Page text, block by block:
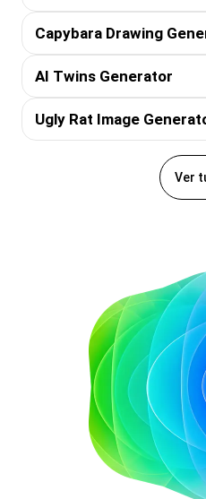
Capybara Drawing
AI Twins Generator
Ugly Rat Image
Ver